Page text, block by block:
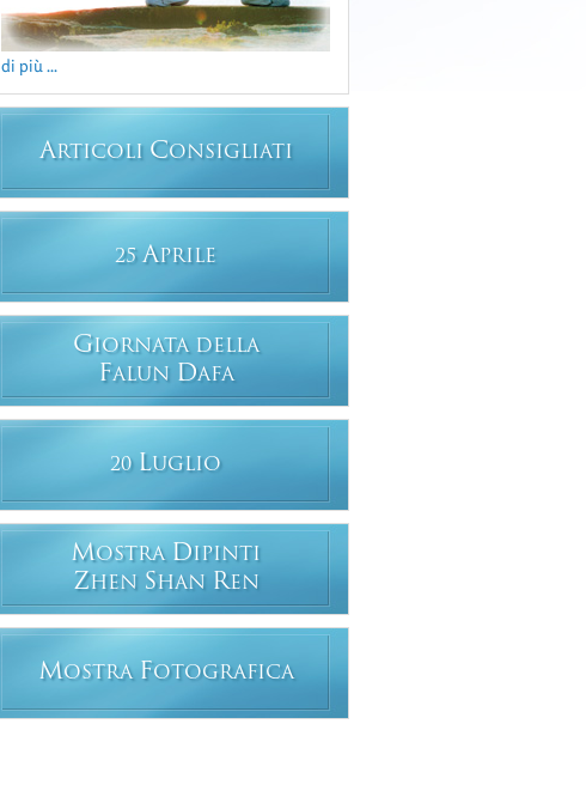
di più ...
ARTICOLI CONSIGLIATI
25 APRILE
GIORNATA DELLA
FALUN DAFA
20 LUGLIO
MOSTRA DIPINTI
ZHEN SHAN REN
MOSTRA FOTOGRAFICA